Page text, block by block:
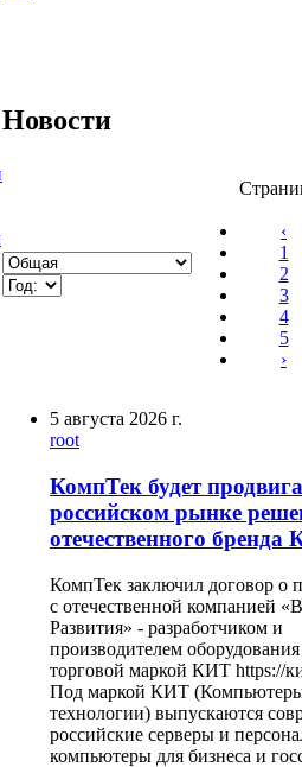
Новости
‹
1
2
3
4
5
›
5 августа 2026 г.
root
КомпТек будет
российском рынке
отечественного бренда
КомпТек заключил договор о
с отечественной компанией
Развития» - разработчиком и
производителем
торговой маркой КИТ https://
Под маркой КИТ
технологии) выпускаются
российские серверы и
компьютеры для бизнеса и